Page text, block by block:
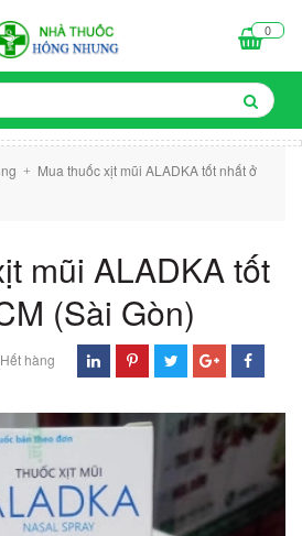
0
+
Mua thuốc xịt mũi ALADKA tốt nhất ở
mũi ALADKA tốt
(Sài Gòn)
Hết hàng